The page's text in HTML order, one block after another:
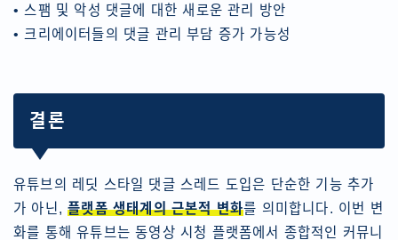
• 스팸 및 악성 댓글에 대한 새로운 관리 방안
• 크리에이터들의 댓글 관리 부담 증가 가능성
결론
유튜브의 레딧 스타일 댓글 스레드 도입은 단순한 기능 추가
가 아닌,플랫폼 생태계의 근본적 변화를 의미합니다. 이번 변
화를 통해 유튜브는 동영상 시청 플랫폼에서 종합적인 커뮤니